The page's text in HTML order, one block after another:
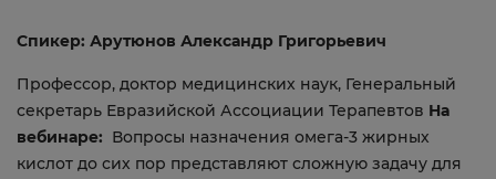
Спикер: Арутюнов Александр Григорьевич
Профессор, доктор медицинских наук, Генеральный
секретарь Евразийской Ассоциации Терапевтов На
вебинаре: Вопросы назначения омега-3 жирных
кислот до сих пор представляют сложную задачу для